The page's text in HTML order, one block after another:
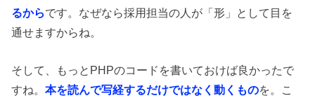
るからです。なぜなら採用担当の人が「形」として目を
通せますからね。
そして、もっとPHPのコードを書いておけば良かったで
すね。本を読んで写経するだけではなく動くものを。こ